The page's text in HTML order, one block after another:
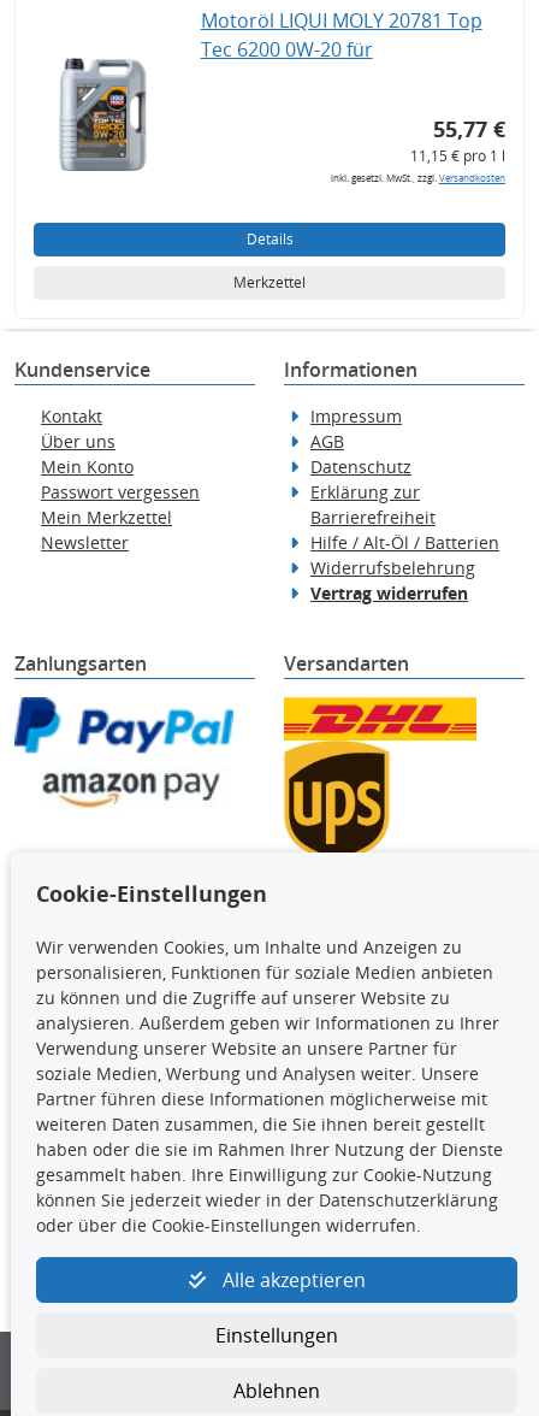
Motoröl LIQUI MOLY 20781 Top
Tec 6200 0W-20 für
55,77 €
11,15 € pro 1 l
inkl. gesetzl. MwSt., zzgl.Versandkosten
Details
Merkzettel
Kundenservice
Kontakt
Über uns
Mein Konto
Passwort vergessen
Mein Merkzettel
Newsletter
Informationen
Impressum
AGB
Datenschutz
Erklärung zur
Barrierefreiheit
Hilfe / Alt-Öl / Batterien
Widerrufsbelehrung
Vertrag widerrufen
Zahlungsarten Versandarten
Die hier angezeigten Daten,
insbesondere die gesamte Datenbank,
dürfen nicht kopiert werden. Es ist zu
unterlassen, die Daten oder die gesamte Datenbank ohne
vorherige Zustimmung TecDocs zu vervielfältigen, zu
verbreiten und/oder diese Handlungen durch Dritte ausführen
zu lassen. Ein Zuwiderhandeln stellt eine
Urheberrechtsverletzung dar und wird verfolgt.
Kontakt
kundenservice@4yourcar.de
Cookie-Einstellungen
Wir verwenden Cookies, um Inhalte und Anzeigen zu
personalisieren, Funktionen für soziale Medien anbieten
zu können und die Zugriffe auf unserer Website zu
analysieren. Außerdem geben wir Informationen zu Ihrer
Verwendung unserer Website an unsere Partner für
soziale Medien, Werbung und Analysen weiter. Unsere
Partner führen diese Informationen möglicherweise mit
weiteren Daten zusammen, die Sie ihnen bereit gestellt
haben oder die sie im Rahmen Ihrer Nutzung der Dienste
gesammelt haben. Ihre Einwilligung zur Cookie-Nutzung
können Sie jederzeit wieder in der Datenschutzerklärung
oder über die Cookie-Einstellungen widerrufen.
Alle akzeptieren
Einstellungen
Ablehnen